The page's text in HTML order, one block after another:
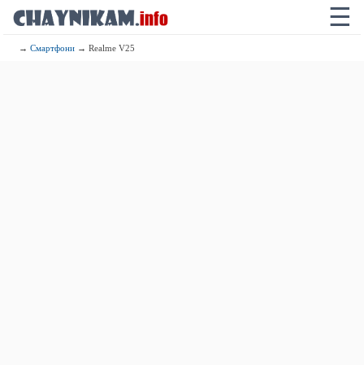
☰
→Смартфони → Realme V25